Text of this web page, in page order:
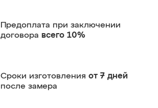
Предоплата при заключении
договора всего 10%
Сроки изготовления от 7 дней
после замера